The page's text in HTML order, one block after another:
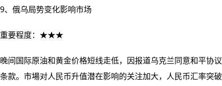
9、俄乌局势变化影响市场
重要程度：★★★
晚间国际原油和黄金价格短线走低，因报道乌克兰同意和平协议
条款。市場对人民币升值潜在影响的关注加大，人民币汇率突破